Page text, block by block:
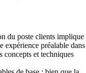
du poste clients implique
expérience préalable dans
concepts et techniques